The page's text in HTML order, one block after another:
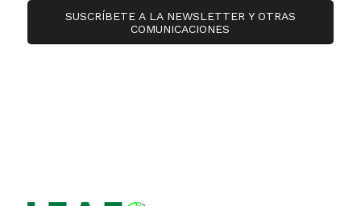
SUSCRÍBETE A LA NEWSLETTER Y OTRAS
COMUNICACIONES